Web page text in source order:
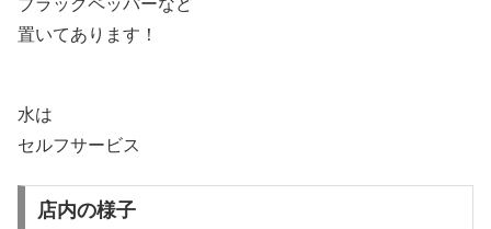
ブラックペッパーなど
置いてあります！
水は
セルフサービス
店内の様子